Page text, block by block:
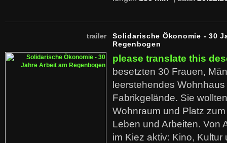
trailer
Solidarische Ökonomie - 30
Regenbogen
please translate this
besetzten 30 Frauen,
leerstehendes
Fabrikgelände. Sie
Wohnraum und Platz
Leben und Arbeiten. Von
im Kiez aktiv: Kino,